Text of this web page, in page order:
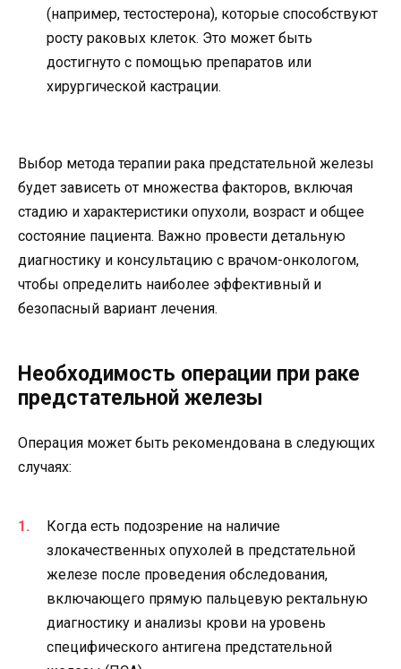
(например, тестостерона), которые способствуют
росту раковых клеток. Это может быть
достигнуто с помощью препаратов или
хирургической кастрации.
Выбор метода терапии рака предстательной железы
будет зависеть от множества факторов, включая
стадию и характеристики опухоли, возраст и общее
состояние пациента. Важно провести детальную
диагностику и консультацию с врачом-онкологом,
чтобы определить наиболее эффективный и
безопасный вариант лечения.
Необходимость операции при раке
предстательной железы
Операция может быть рекомендована в следующих
случаях:
Когда есть подозрение на наличие
злокачественных опухолей в предстательной
железе после проведения обследования,
включающего прямую пальцевую ректальную
диагностику и анализы крови на уровень
специфического антигена предстательной